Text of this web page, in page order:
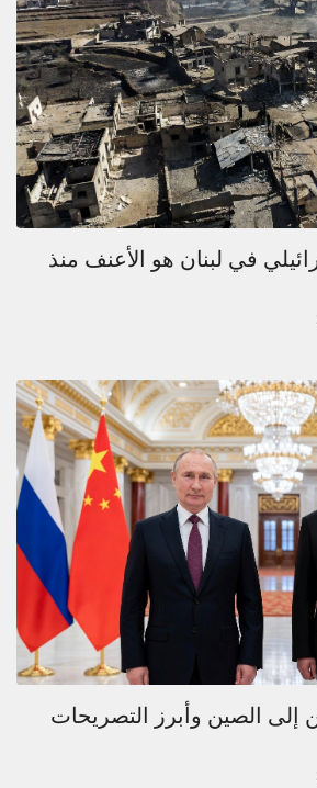
في لبنان هو الأعنف منذ
إلى الصين وأبرز التصريحات